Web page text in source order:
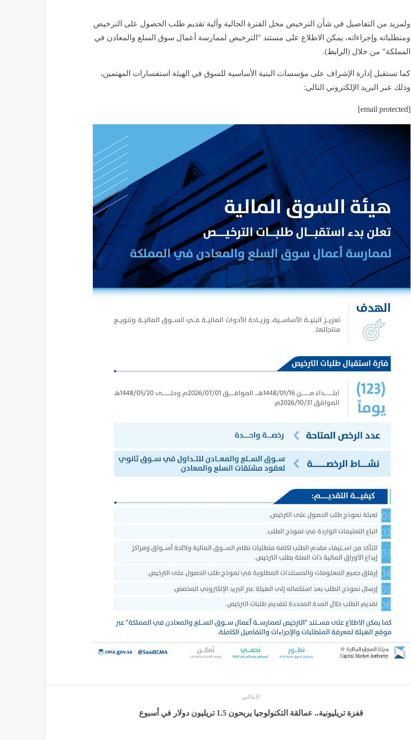
ومتطلباته وإجراءاته، يمكن الاطلاع على مستند "الترخيص لممارسة أعمال سوق السلع والمعادن في
المملكة" من خلال (الرابط).
وذلك عبر البريد الإلكتروني التالي:
قفزة تريليونية.. عمالقة التكنولوجيا يربحون 1.5 تريليون دولار في أسبوع